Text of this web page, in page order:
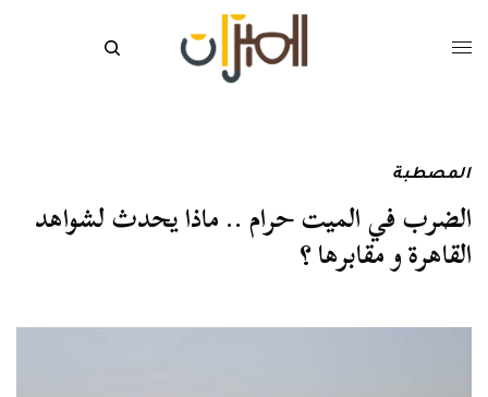
المصطبة
الضرب في الميت حرام .. ماذا يحدث لشواهد
القاهرة و مقابرها ؟